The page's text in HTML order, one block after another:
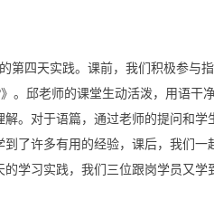
四天实践。课前，我们积极参与指
》。邱老师的课堂生动活泼，用语干
。对于语篇，通过老师的提问和学
了许多有用的经验，课后，我们一
学习实践，我们三位跟岗学员又学